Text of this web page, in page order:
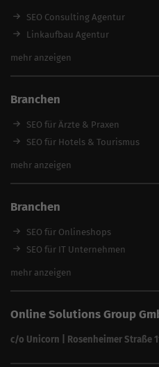
SEO Experte
SEO zum Festpreis
feed2content.ai
SEO Consulting Agentur
Linkaufbau Agentur
Onpage-Optimierung
Content Marketing Agentur
Local SEO Agentur
SEO Beratung
SEO Angebote
mehr anzeigen
Branchen
SEO für Ärzte & Praxen
SEO für Hotels & Tourismus
SEO für Handwerker
SEO für Anwälte & Kanzleien
SEO für Fitness
SEO für Architekten
mehr anzeigen
Branchen
SEO für Onlineshops
SEO für IT Unternehmen
SEO für Versicherungsmakler
SEO für Reinigungsfirmen
SEO für Sicherheitsdienste
mehr anzeigen
Online Solutions Group
c/o Unicorn | Rosenheimer Straße